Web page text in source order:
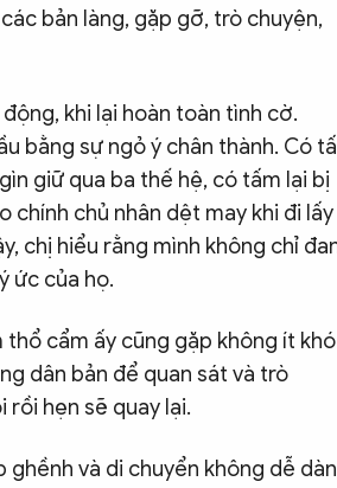
bản làng, gặp gỡ, trò chuyện,
khi lại hoàn toàn tình cờ.
bằng sự ngỏ ý chân thành. Có
giữ qua ba thế hệ, có tấm lại bị
chính chủ nhân dệt may khi đi lấy
chị hiểu rằng mình không chỉ
ức của họ.
cẩm ấy cũng gặp không ít khó
dân bản để quan sát và trò
rồi hẹn sẽ quay lại.
và di chuyển không dễ